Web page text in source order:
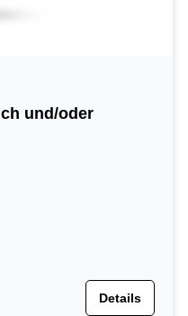
und/oder
Details